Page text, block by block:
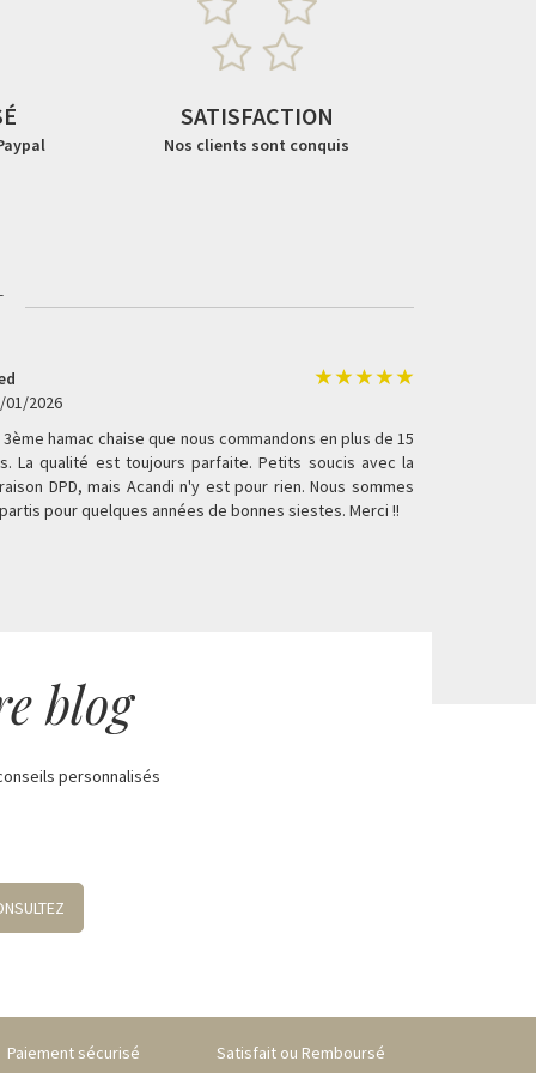
SATISFACTION
Nos clients sont conquis
01/2026
3ème hamac chaise que nous commandons en plus de 15
La qualité est toujours parfaite. Petits soucis avec la
DPD, mais Acandi n'y est pour rien. Nous sommes
pour quelques années de bonnes siestes. Merci !!
blog
personnalisés
Paiement sécurisé Satisfait ou Remboursé